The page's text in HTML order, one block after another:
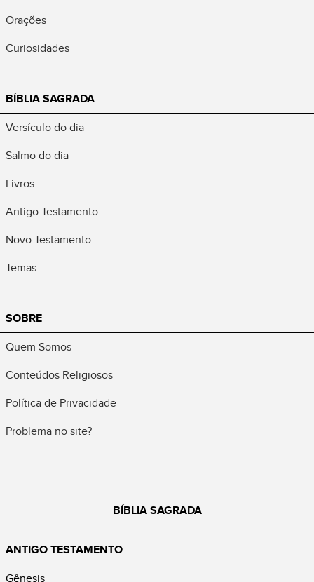
Orações
Curiosidades
BÍBLIA SAGRADA
Versículo do dia
Salmo do dia
Livros
Antigo Testamento
Novo Testamento
Temas
SOBRE
Quem Somos
Conteúdos Religiosos
Política de Privacidade
Problema no site?
BÍBLIA SAGRADA
ANTIGO TESTAMENTO
Gênesis